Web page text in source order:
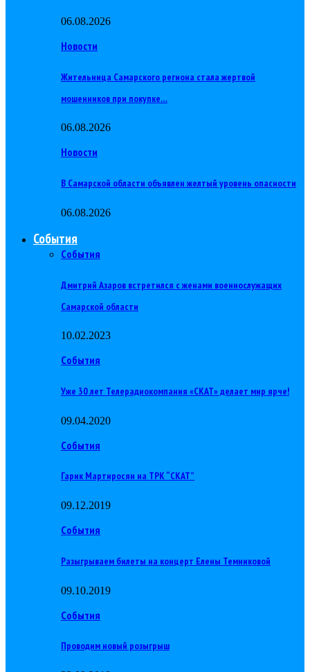
06.08.2026
Новости
Жительница Самарского региона стала жертвой
мошенников при покупке…
06.08.2026
Новости
В Самарской области объявлен желтый уровень опасности
06.08.2026
События
События
Дмитрий Азаров встретился с женами военнослужащих
Самарской области
10.02.2023
События
Уже 30 лет Телерадиокомпания «СКАТ» делает мир ярче!
09.04.2020
События
Гарик Мартиросян на ТРК “СКАТ”
09.12.2019
События
Разыгрываем билеты на концерт Елены Темниковой
09.10.2019
События
Проводим новый розыгрыш